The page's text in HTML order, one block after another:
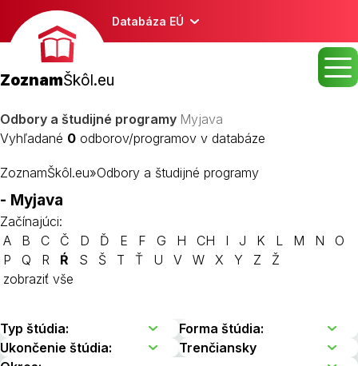
Databáza EÚ
ZoznamŠkôl.eu
Odbory a študijné programy Myjava
Vyhľadané 0 odborov/programov v databáze
ZoznamŠkôl.eu»Odbory a študijné programy
- Myjava
Začínajúci:
A
B C Č D Ď E F G H CH I J K L M N
O
P
Q R Ŕ S Š T Ť U V W X Y Z
Ž
zobraziť vše